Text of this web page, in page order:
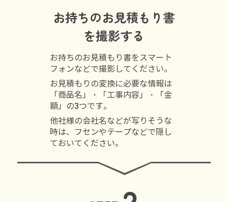
お持ちのお見積もり書
を撮影する
お持ちのお見積もり書をスマート
フォンなどで撮影してください。
お見積もりの変換に必要な情報は
「商品名」・「工事内容」・「金
額」の3つです。
他社様の会社名などが写りそうな
時は、フセンやテープなどで隠し
ておいてください。